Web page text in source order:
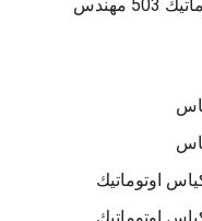
ماكينات تعبئة سوائل في اكياس اوتوماتيك 503 مهندس
اوتوماتيك